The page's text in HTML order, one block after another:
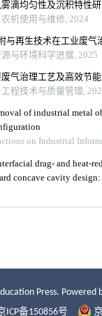
Press. Powered
ICP备150856号